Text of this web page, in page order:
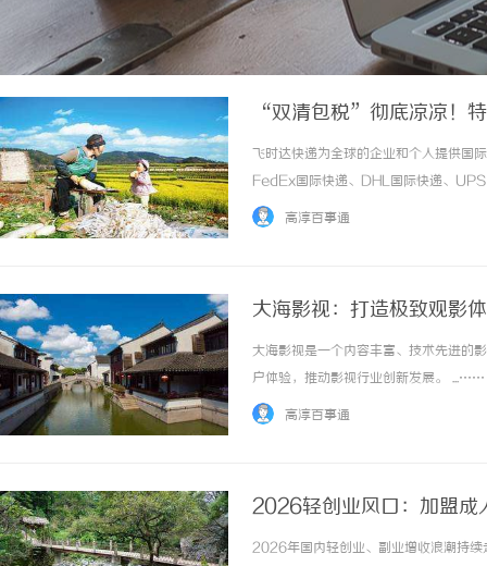
“双清包税”彻底凉凉！
达快递官网
飞时达快递为全球的企业和个人提供国
FedEx国际快递、DHL国际快递、
务。欧洲.美洲.非洲.东南亚促销价格
高淳百事通
大海影视：打造极致观影
大海影视是一个内容丰富、技术先进的
户体验，推动影视行业创新发展。 ...……
高淳百事通
2026轻创业风口：加盟成
指南
2026年国内轻创业、副业增收浪潮持续